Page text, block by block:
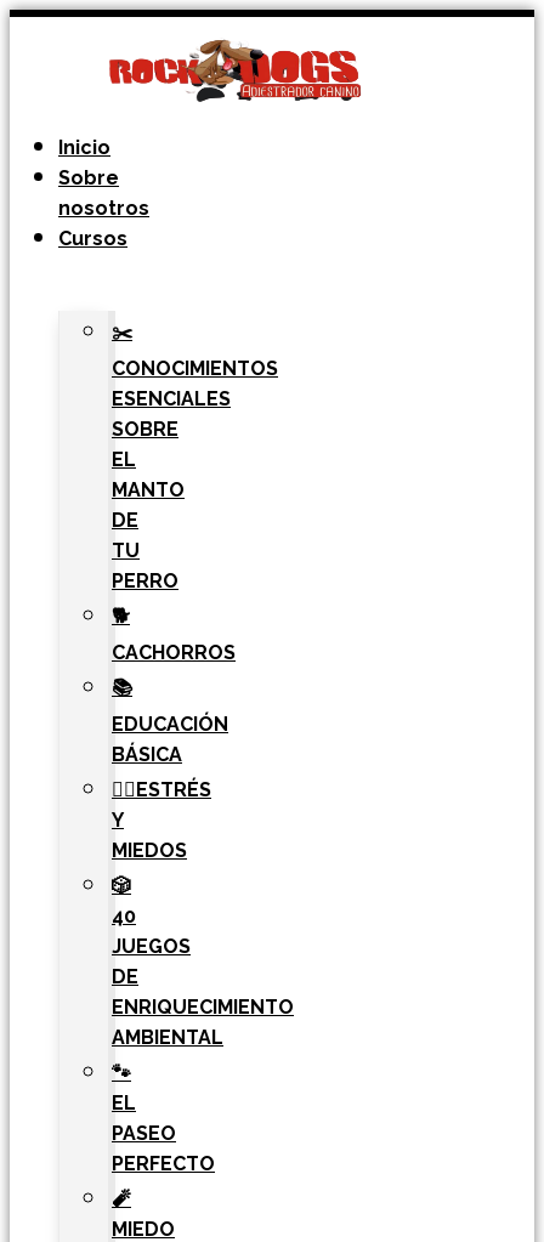
Ir
contenido
Inicio
Sobre
nosotros
Cursos
✂️
CONOCIMIENTOS
ESENCIALES
SOBRE
EL
MANTO
DE
TU
PERRO
🐕
CACHORROS
📚
EDUCACIÓN
BÁSICA
🧘‍♀️ESTRÉS
Y
MIEDOS
🎲
40
JUEGOS
DE
ENRIQUECIMIENTO
AMBIENTAL
🐾
EL
PASEO
PERFECTO
🧨
MIEDO